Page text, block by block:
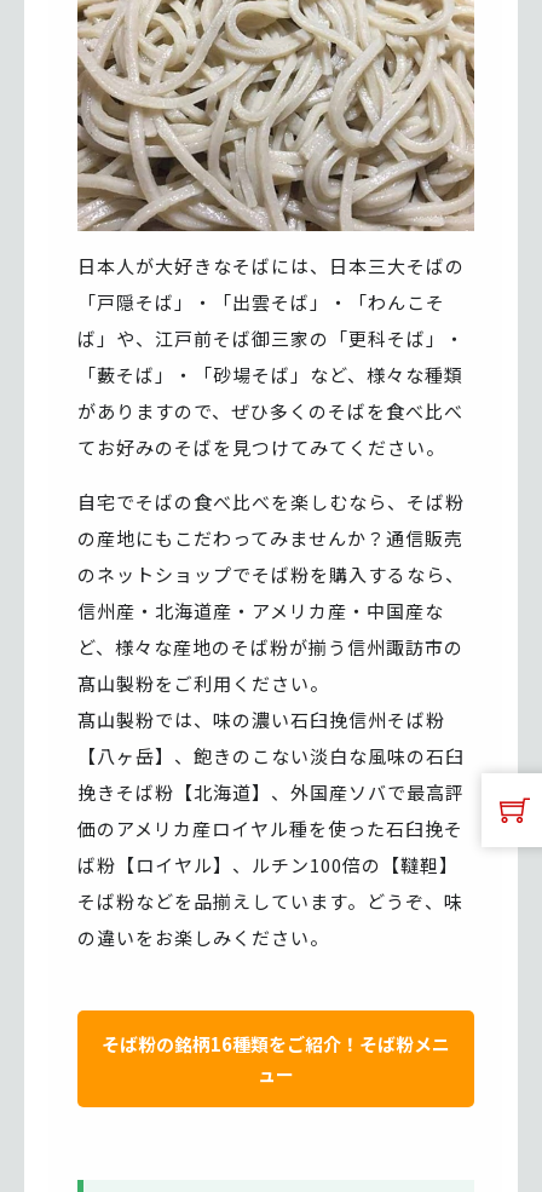
日本人が大好きなそばには、日本三大そばの
「戸隠そば」・「出雲そば」・「わんこそ
ば」や、江戸前そば御三家の「更科そば」・
「藪そば」・「砂場そば」など、様々な種類
がありますので、ぜひ多くのそばを食べ比べ
てお好みのそばを見つけてみてください。
自宅でそばの食べ比べを楽しむなら、そば粉
の産地にもこだわってみませんか？通信販売
のネットショップでそば粉を購入するなら、
信州産・北海道産・アメリカ産・中国産な
ど、様々な産地のそば粉が揃う信州諏訪市の
髙山製粉をご利用ください。
髙山製粉では、味の濃い石臼挽信州そば粉
【八ヶ岳】、飽きのこない淡白な風味の石臼
挽きそば粉【北海道】、外国産ソバで最高評
価のアメリカ産ロイヤル種を使った石臼挽そ
ば粉【ロイヤル】、ルチン100倍の【韃靼】
そば粉などを品揃えしています。どうぞ、味
の違いをお楽しみください。
そば粉の銘柄16種類をご紹介！そば粉メニ
ュー